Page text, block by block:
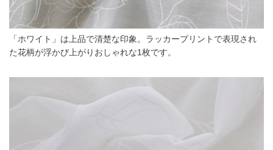
「ホワイト」は上品で清楚な印象。ラッカープリントで表現され
た花柄が浮かび上がりおしゃれな1枚です。